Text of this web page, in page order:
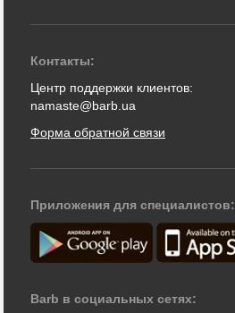
Контакты:
Центр поддержки клиентов:
namaste@barb.ua
Форма обратной связи
Приложения для специалистов:
Barb в социальных сетях: